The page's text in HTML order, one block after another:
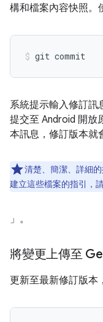
構和檔案內容快照。
系統提示輸入修訂訊
提交至 Android 開放
本訊息，修訂版本就
清楚、簡潔、詳細
建立這些檔案的指引，
」。
將變更上傳至
更新至最新修訂版本